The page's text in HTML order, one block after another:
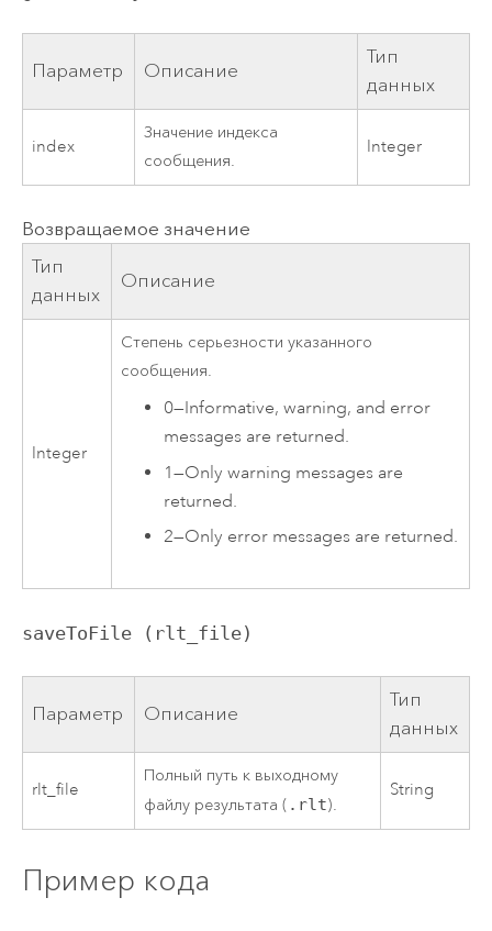
Параметр Описание
Тип
данных
index
Значение индекса
сообщения.
Integer
Возвращаемое значение
Тип
данных
Описание
Integer
Степень серьезности указанного
сообщения.
0—Informative, warning, and error
messages are returned.
1—Only warning messages are
returned.
2—Only error messages are returned.
saveToFile (rlt_file)
Параметр Описание
Тип
данных
rlt_file
Полный путь к выходному
файлу результата ( .rlt).
String
Пример кода